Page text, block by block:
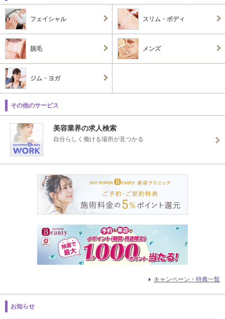
フェイシャル スリム・ボディ
脱毛 メンズ
ジム・ヨガ
その他のサービス
美容業界の求人検索
自分らしく働ける場所が見つかる
キャンペーン・特典一覧
お知らせ